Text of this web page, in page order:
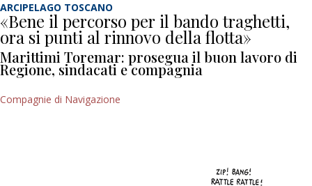
ARCIPELAGO TOSCANO
«Bene il percorso per il bando traghetti,
ora si punti al rinnovo della flotta»
Marittimi Toremar: prosegua il buon lavoro di
Regione, sindacati e compagnia
Compagnie di Navigazione